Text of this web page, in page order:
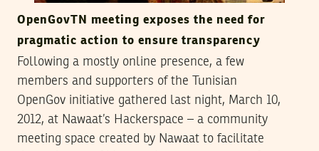
OpenGovTN meeting exposes the need for
pragmatic action to ensure transparency
Following a mostly online presence, a few
members and supporters of the Tunisian
OpenGov initiative gathered last night, March 10,
2012, at Nawaat’s Hackerspace – a community
meeting space created by Nawaat to facilitate